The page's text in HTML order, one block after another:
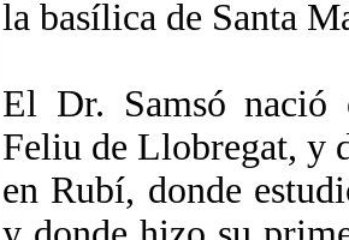
la basílica de Santa
El Dr. Samsó nació
Feliu de Llobregat, y
en Rubí, donde